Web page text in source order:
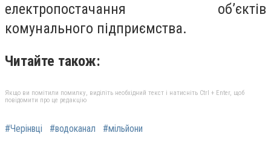
електропостачання об’єктів
комунального підприємства.
Читайте також:
Якщо ви помітили помилку, виділіть необхідний текст і натисніть Ctrl + Enter, щоб
повідомити про це редакцію
#Черінвці #водоканал #мільйони